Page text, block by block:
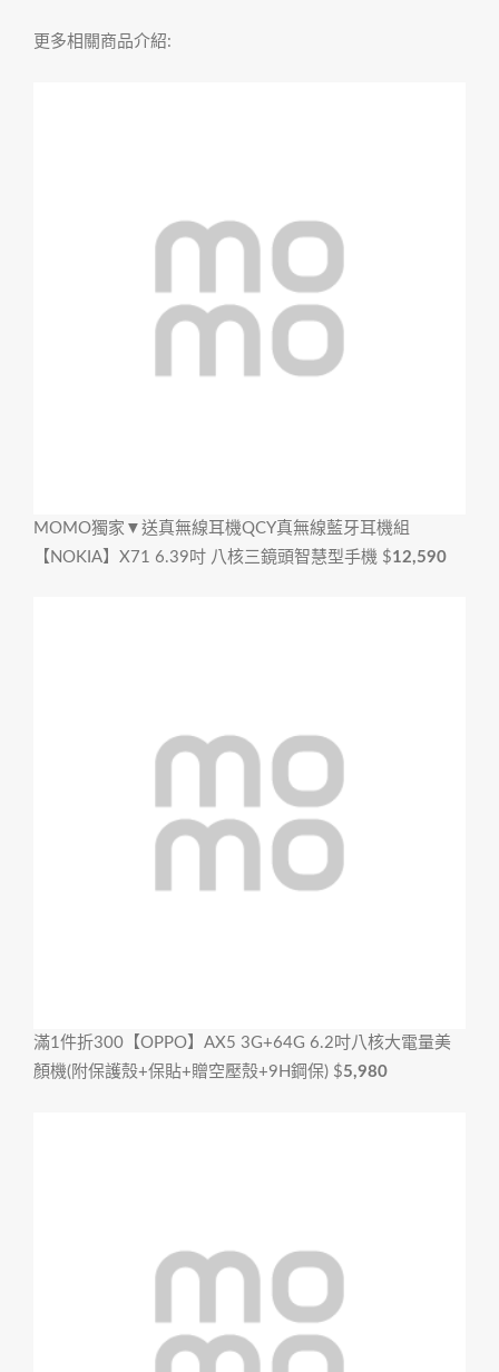
更多相關商品介紹:
MOMO獨家▼送真無線耳機QCY真無線藍牙耳機組
【NOKIA】X71 6.39吋 八核三鏡頭智慧型手機 $12,590
滿1件折300 【OPPO】AX5 3G+64G 6.2吋八核大電量美
顏機(附保護殼+保貼+贈空壓殼+9H鋼保) $5,980